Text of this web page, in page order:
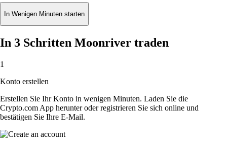
In Wenigen Minuten starten
In 3 Schritten Moonriver traden
1
Konto erstellen
Erstellen Sie Ihr Konto in wenigen Minuten. Laden Sie die
Crypto.com App herunter oder registrieren Sie sich online und
bestätigen Sie Ihre E-Mail.